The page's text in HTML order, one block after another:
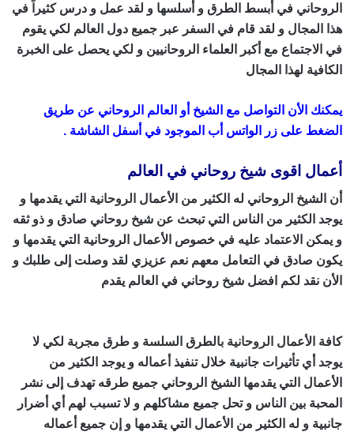
الروحاني في أبسط الطرق و أسلسها و لقد عمل و درس كثيراً في
هذا المجال و لقد قام في السفر عبر جميع دول العالم لكي يقوم
في الاجتماع مع أكبر العلماء الروحانيين و لكي يحصل على الخبرة
الكافية لهذا المجال
يمكنك الأن التواصل مع الشيخ أو العالم الروحاني عن طريق
الضغط على زر الواتس أب الموجود في أسفل الشاشة .
أعمال اقوى شيخ روحاني في العالم
أن الشيخ الروحاني له الكثير من الأعمال الروحانية التي يقدمها و
يوجد الكثير من الناس التي تبحث عن شيخ روحاني صادق و ذو ثقه
و يمكن الاعتماد عليه في خصوص الأعمال الروحانية التي يقدمها و
يكون صادق في التعامل معهم نعم عزيزي لقد وصلت إلى طلبك و
الأن نقد لكم افضل شيخ روحاني في العالم يقدم
كافة الأعمال الروحانية بالطرق السلسة و طرق مجربة لكي لا
يوجد أي تأثيرات جانبية خلال تنفيذ أعماله و يوجد الكثير من
الأعمال التي يقدمها الشيخ الروحاني جميع طرقه تهدف إلى نشر
المحبة بين الناس و تحل جميع مشاكلهم و لا تسبب لهم أي أضرار
جانبية و له الكثير من الأعمال التي يقدمها و إن جميع أعماله